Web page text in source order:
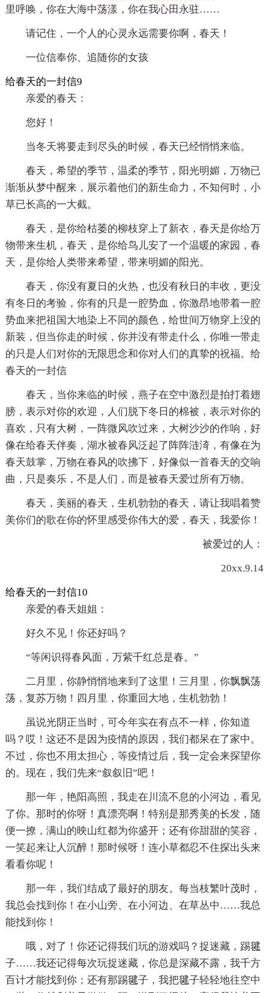
里呼唤，你在大海中荡漾，你在我心田永驻……
请记住，一个人的心灵永远需要你啊，春天！
一位信奉你、追随你的女孩
给春天的一封信9
亲爱的春天：
您好！
当冬天将要走到尽头的时候，春天已经悄悄来临。
春天，希望的季节，温柔的季节，阳光明媚，万物已
渐渐从梦中醒来，展示着他们的新生命力，不知何时，小
草已长高的一大截。
春天，是你给枯萎的柳枝穿上了新衣，春天是你给万
物带来生机，春天，是你给鸟儿安了一个温暖的家园，春
天，是你给人类带来希望，带来明媚的阳光。
春天，你没有夏日的火热，也没有秋日的丰收，更没
有冬日的考验，你有的只是一腔势血，你激昂地带着一腔
势血来把祖国大地染上不同的颜色，给世间万物穿上没的
新装，但当你走的时候，你并没有带走什么，你唯一带走
的只是人们对你的无限思念和你对人们的真挚的祝福。给
春天的一封信
春天，当你来临的时候，燕子在空中激烈是拍打着翅
膀，表示对你的欢迎，人们脱下冬日的棉被，表示对你的
喜欢，只有大树，一阵微风吹过来，大树沙沙的作响，好
像在给春天伴奏，湖水被春风泛起了阵阵涟渏，有像在为
春天鼓掌，万物在春风的吹拂下，好像似一首春天的交响
曲，只是奏乐，不是人们，而是被春天爱过所有万物。
春天，美丽的春天，生机勃勃的春天，请让我唱着赞
美你们的歌在你的怀里感受你伟大的爱，春天，我爱你！
被爱过的人：
20xx.9.14
给春天的一封信10
亲爱的春天姐姐：
好久不见！你还好吗？
“等闲识得春风面，万紫千红总是春。”
二月里，你静悄悄地来到了这里！三月里，你飘飘荡
荡，复苏万物！四月里，你重回大地，生机勃勃！
虽说光阴正当时，可今年实在有点不一样，你知道
吗？哎！这还不是因为疫情的原因，我们都呆在了家中。
不过，你也不用太担心，等疫情过后，我一定会来探望你
的。现在，我们先来“叙叙旧”吧！
那一年，艳阳高照，我走在川流不息的小河边，看见
了你。那时的你呀！真漂亮啊！特别是那秀美的长发，随
便一撩，满山的映山红都为你盛开；还有你甜甜的笑容，
一笑起来让人沉醉！那时候呀！连小草都忍不住探出头来
看看你呢！
那一年，我们结成了最好的朋友。每当枝繁叶茂时，
我总会找到你！在小山旁、在小河边、在草丛中……我总
能找到你！
哦，对了！你还记得我们玩的游戏吗？捉迷藏，踢毽
子……我还记得每次玩捉迷藏，你总是深藏不露，我千方
百计才能找到你；还有那踢毽子，我把毽子轻轻地往空中